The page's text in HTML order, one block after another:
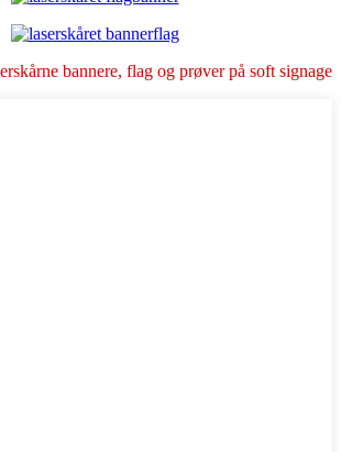
bannere, flag og prøver på soft signage